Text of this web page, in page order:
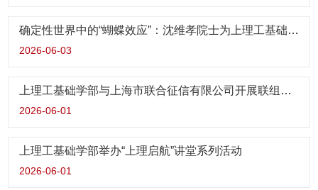
确定性世界中的“蝴蝶效应”：沈维孝院士为上理工基础学部师生讲述混沌与分形的百年探索
2026-06-03
上理工基础学部与上海市联合征信有限公司开展联组学习
2026-06-01
上理工基础学部举办“上理启航”讲堂系列活动
2026-06-01